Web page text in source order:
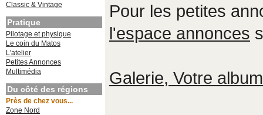
Classic & Vintage
Pratique
Pilotage et physique
Le coin du Matos
L'atelier
Petites Annonces
Multimédia
Du côté des régions
Près de chez vous...
Zone Nord
Pour les petites
l'espace annonces
Galerie, Votre